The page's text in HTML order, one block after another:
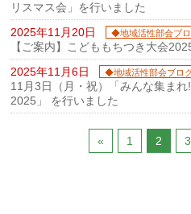
リスマス会」を行いました
2025年11月20日
◆地域活性部会ブ
【ご案内】こどももちつき大会
2025年11月6日
◆地域活性部会ブロ
11月3日（月・祝）「みんな集ま
2025」 を行いました
« 1 2 3